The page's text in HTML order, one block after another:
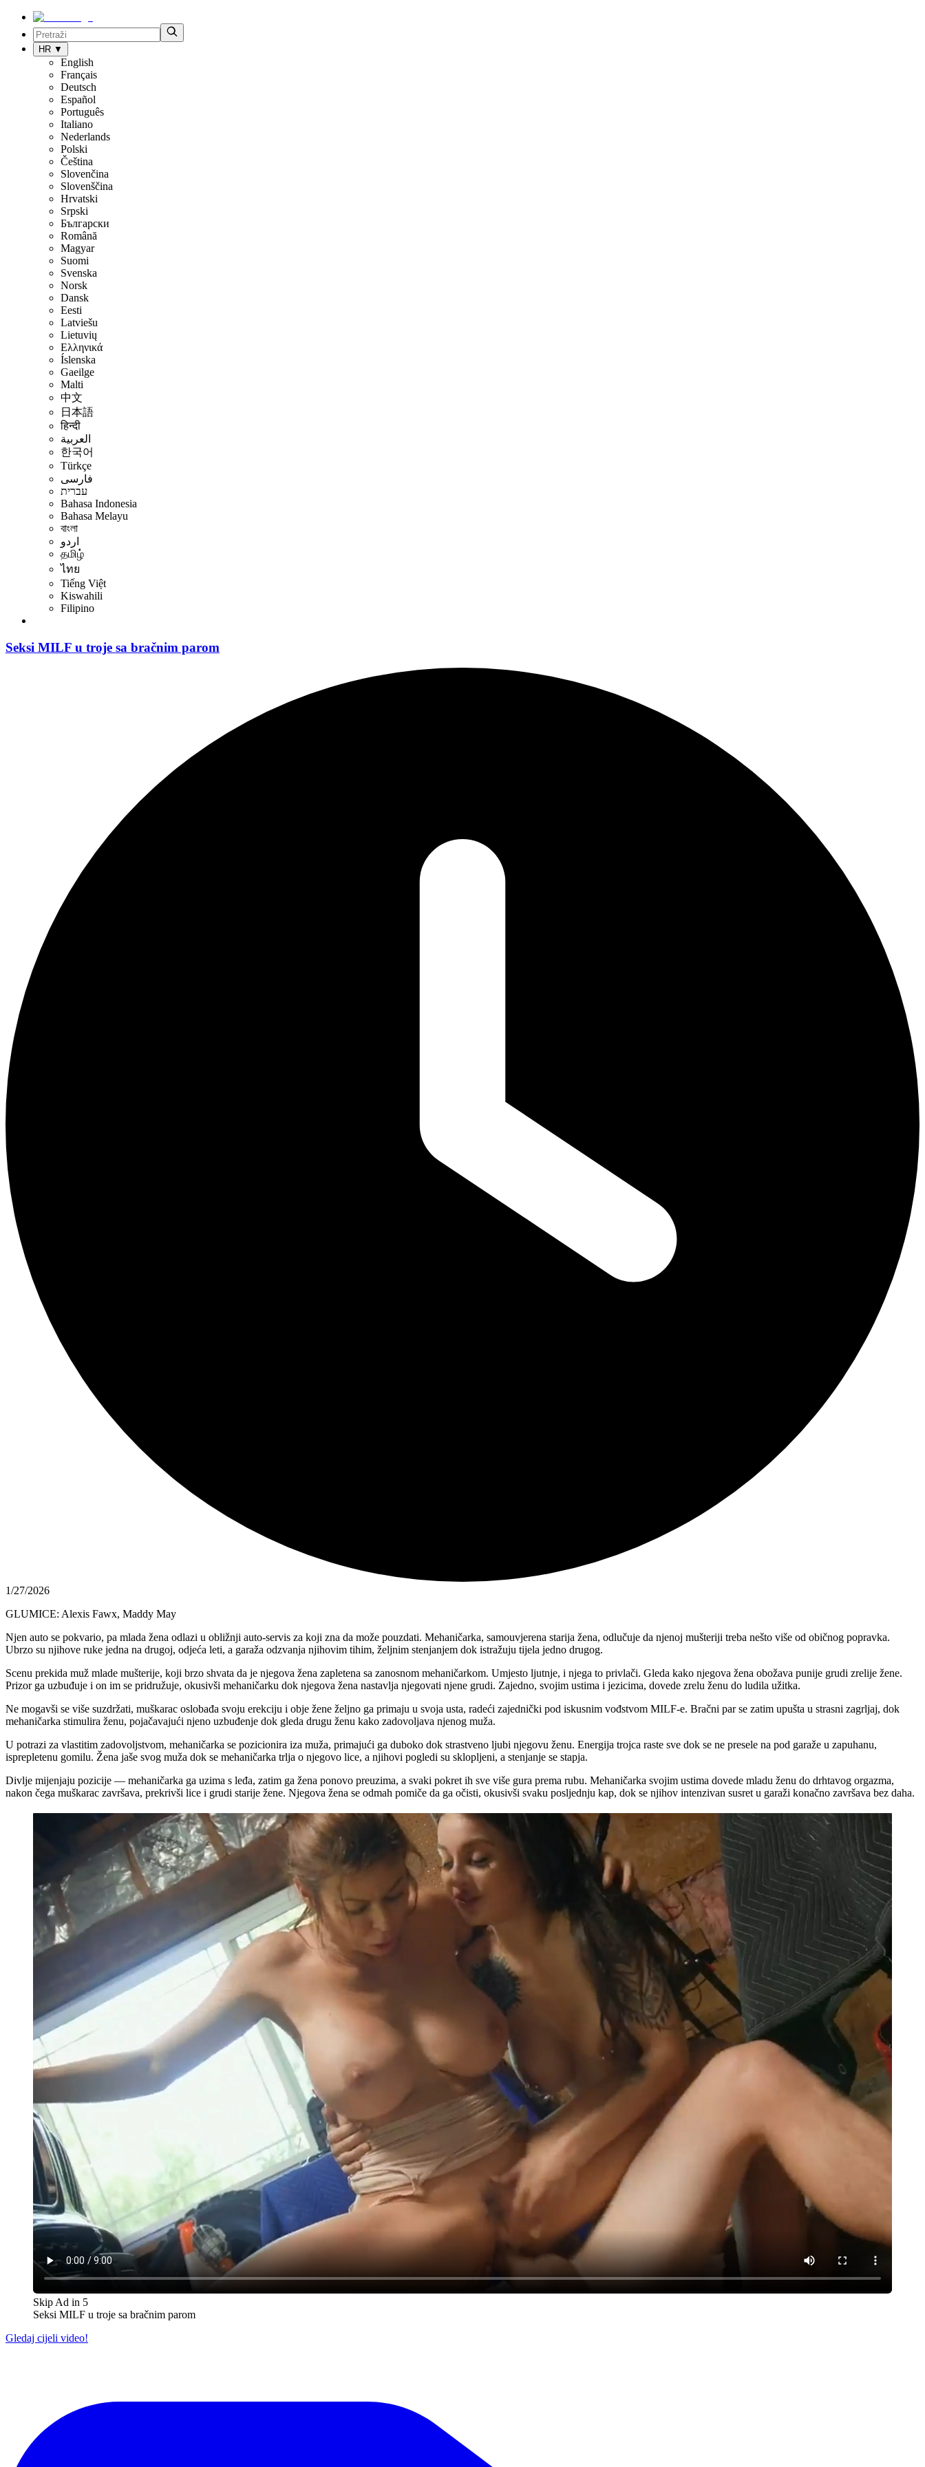
HR ▼
English
Français
Deutsch
Español
Português
Italiano
Nederlands
Polski
Čeština
Slovenčina
Slovenščina
Hrvatski
Srpski
Български
Română
Magyar
Suomi
Svenska
Norsk
Dansk
Eesti
Latviešu
Lietuvių
Ελληνικά
Íslenska
Gaeilge
Malti
中文
日本語
हिन्दी
العربية
한국어
Türkçe
فارسی
עברית
Bahasa Indonesia
Bahasa Melayu
বাংলা
اردو
தமிழ்
ไทย
Tiếng Việt
Kiswahili
Filipino
Seksi MILF u troje sa bračnim parom
1/27/2026
GLUMICE: Alexis Fawx, Maddy May
Njen auto se pokvario, pa mlada žena odlazi u obližnji auto-servis za koji zna da može pouzdati. Mehaničarka, samouvjerena starija žena, odlučuje da njenoj mušteriji treba nešto više od običnog popravka.
Ubrzo su njihove ruke jedna na drugoj, odjeća leti, a garaža odzvanja njihovim tihim, željnim stenjanjem dok istražuju tijela jedno drugog.
Scenu prekida muž mlade mušterije, koji brzo shvata da je njegova žena zapletena sa zanosnom mehaničarkom. Umjesto ljutnje, i njega to privlači. Gleda kako njegova žena obožava punije grudi zrelije žene.
Prizor ga uzbuđuje i on im se pridružuje, okusivši mehaničarku dok njegova žena nastavlja njegovati njene grudi. Zajedno, svojim ustima i jezicima, dovede zrelu ženu do ludila užitka.
Ne mogavši se više suzdržati, muškarac oslobađa svoju erekciju i obje žene željno ga primaju u svoja usta, radeći zajednički pod iskusnim vođstvom MILF-e. Bračni par se zatim upušta u strasni zagrljaj, dok
mehaničarka stimulira ženu, pojačavajući njeno uzbuđenje dok gleda drugu ženu kako zadovoljava njenog muža.
U potrazi za vlastitim zadovoljstvom, mehaničarka se pozicionira iza muža, primajući ga duboko dok strastveno ljubi njegovu ženu. Energija trojca raste sve dok se ne presele na pod garaže u zapuhanu,
isprepletenu gomilu. Žena jaše svog muža dok se mehaničarka trlja o njegovo lice, a njihovi pogledi su sklopljeni, a stenjanje se stapja.
Divlje mijenjaju pozicije — mehaničarka ga uzima s leđa, zatim ga žena ponovo preuzima, a svaki pokret ih sve više gura prema rubu. Mehaničarka svojim ustima dovede mladu ženu do drhtavog orgazma,
nakon čega muškarac završava, prekrivši lice i grudi starije žene. Njegova žena se odmah pomiče da ga očisti, okusivši svaku posljednju kap, dok se njihov intenzivan susret u garaži konačno završava bez daha.
Skip Ad in 5
Seksi MILF u troje sa bračnim parom
Gledaj cijeli video!